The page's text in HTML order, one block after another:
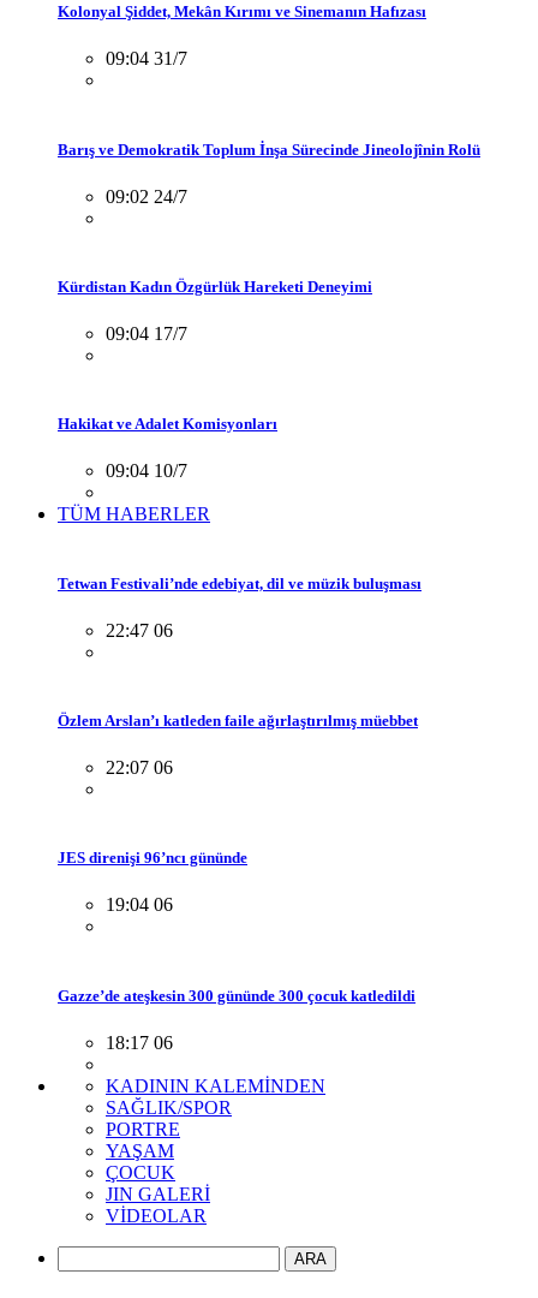
Kolonyal Şiddet, Mekân Kırımı ve Sinemanın Hafızası
09:04 31/7
Barış ve Demokratik Toplum İnşa Sürecinde Jineolojînin Rolü
09:02 24/7
Kürdistan Kadın Özgürlük Hareketi Deneyimi
09:04 17/7
Hakikat ve Adalet Komisyonları
09:04 10/7
TÜM HABERLER
Tetwan Festivali’nde edebiyat, dil ve müzik buluşması
22:47 06
Özlem Arslan’ı katleden faile ağırlaştırılmış müebbet
22:07 06
JES direnişi 96’ncı gününde
19:04 06
Gazze’de ateşkesin 300 gününde 300 çocuk katledildi
18:17 06
KADININ KALEMİNDEN
SAĞLIK/SPOR
PORTRE
YAŞAM
ÇOCUK
JIN GALERİ
VİDEOLAR
ARA